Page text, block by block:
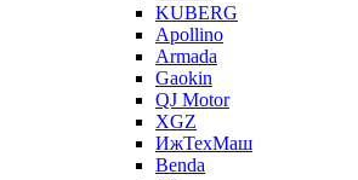
KUBERG
Apollino
Armada
Gaokin
QJ Motor
XGZ
ИжТехМаш
Benda